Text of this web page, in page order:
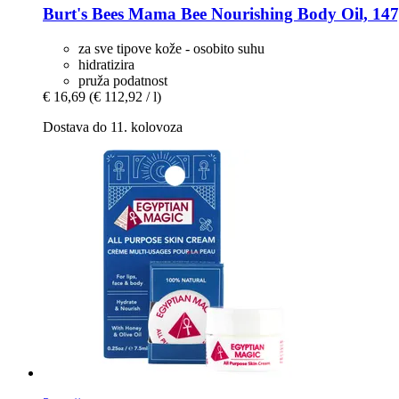
Burt's Bees Mama Bee Nourishing Body Oil,
za sve tipove kože - osobito suhu
hidratizira
pruža podatnost
€ 16,69 (€ 112,92 / l)
Dostava do 11. kolovoza